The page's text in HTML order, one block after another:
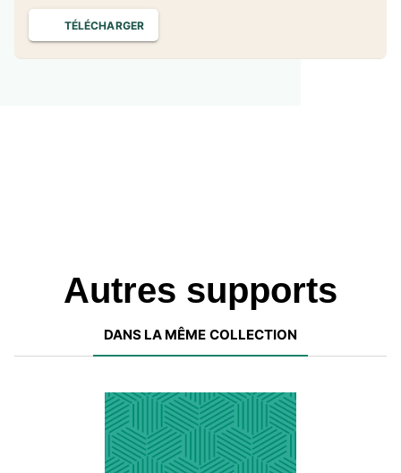
TÉLÉCHARGER
Autres supports
DANS LA MÊME COLLECTION